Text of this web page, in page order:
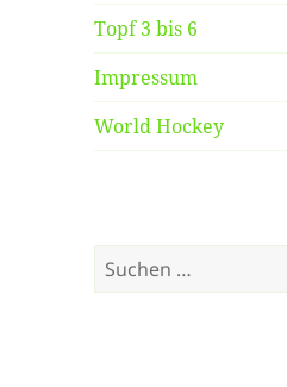
Topf 3 bis 6
Impressum
World Hockey
Suche
nach: